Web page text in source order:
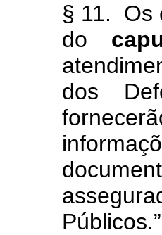
§ 11. Os
do
dos
Públicos.”